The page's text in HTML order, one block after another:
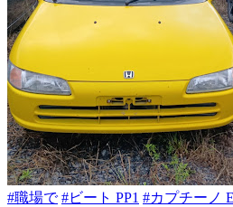
#職場で #ビート PP1 #カプチーノ